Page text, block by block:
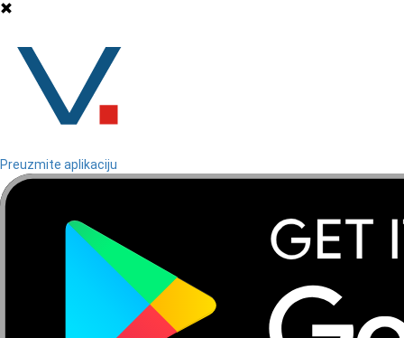
Preuzmite aplikaciju